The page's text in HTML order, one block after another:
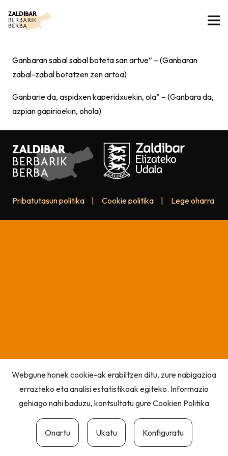
Ganbaran sabal sabal boteta san artue” – (Ganbaran
zabal-zabal botatzen zen artoa)
Ganbarie da, aspidxen kaperidxuekin, ola” – (Ganbara da,
azpian gapirioekin, ohola)
Pribatutasun politika Cookie politika Lege oharra
Webgune honek cookie-ak erabiltzen ditu, zure nabigazioa
errazteko eta analisi estatistikoak egiteko. Informazio
gehiago nahi baduzu, kontsultatu gureCookien Politika
Onartu Ukatu Konfiguratu